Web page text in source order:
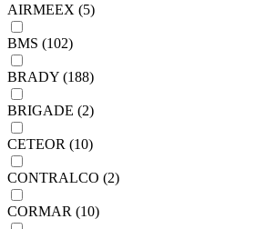
AIRMEEX (5)
BMS (102)
BRADY (188)
BRIGADE (2)
CETEOR (10)
CONTRALCO (2)
CORMAR (10)